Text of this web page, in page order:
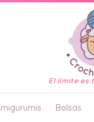
El límite es
Bolsas